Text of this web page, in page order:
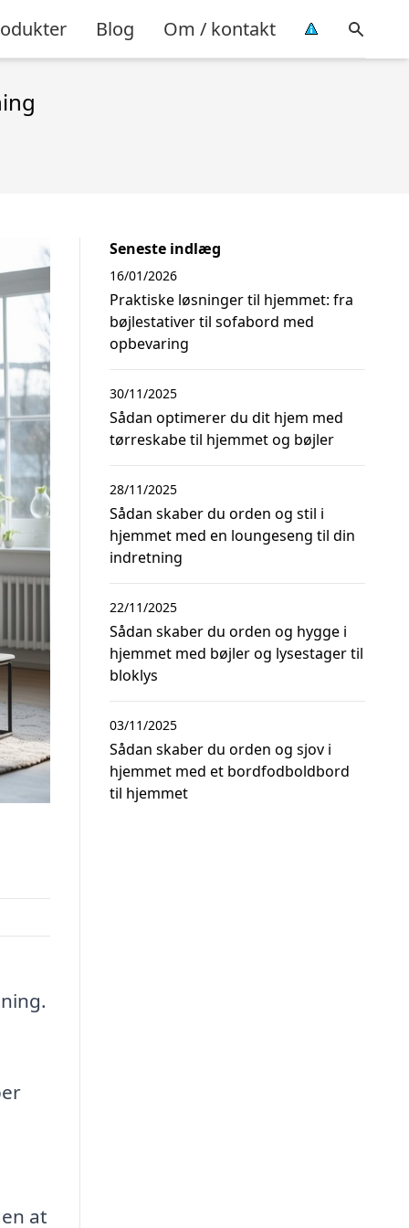
Blog Om / kontakt
at
Seneste indlæg
Praktiske løsninger til hjemmet: fra
bøjlestativer til sofabord med
opbevaring
16/01/2026
Sådan optimerer du dit hjem med
tørreskabe til hjemmet og bøjler
30/11/2025
Sådan skaber du orden og stil i
hjemmet med en loungeseng til din
indretning
28/11/2025
Sådan skaber du orden og hygge i
hjemmet med bøjler og lysestager til
bloklys
22/11/2025
Sådan skaber du orden og sjov i
hjemmet med et bordfodboldbord
til hjemmet
03/11/2025